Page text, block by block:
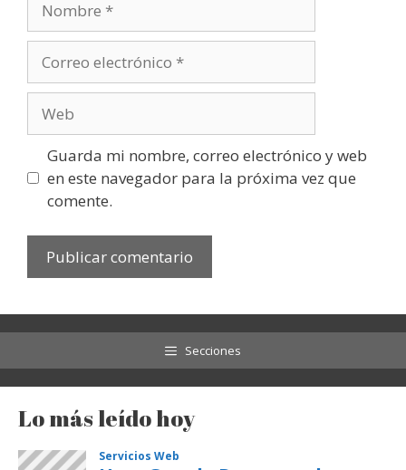
electrónico
Guarda mi nombre, correo electrónico y web
en este navegador para la próxima vez que
comente.
Secciones
Lo más leído hoy